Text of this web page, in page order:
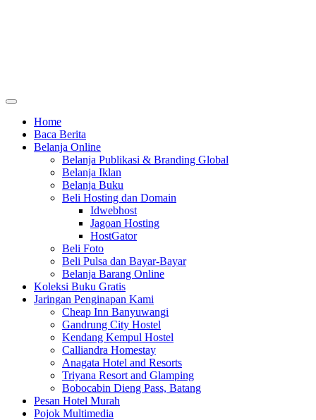
Home
Baca Berita
Belanja Online
Belanja Publikasi & Branding Global
Belanja Iklan
Belanja Buku
Beli Hosting dan Domain
Idwebhost
Jagoan Hosting
HostGator
Beli Foto
Beli Pulsa dan Bayar-Bayar
Belanja Barang Online
Koleksi Buku Gratis
Jaringan Penginapan Kami
Cheap Inn Banyuwangi
Gandrung City Hostel
Kendang Kempul Hostel
Calliandra Homestay
Anagata Hotel and Resorts
Triyana Resort and Glamping
Bobocabin Dieng Pass, Batang
Pesan Hotel Murah
Pojok Multimedia